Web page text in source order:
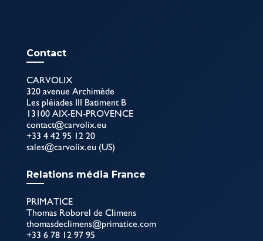
Contact
CARVOLIX
320 avenue Archimède
Les pléiades III Batiment B
13100 AIX-EN-PROVENCE
contact@carvolix.eu
+33 4 42 95 12 20
sales@carvolix.eu (US)
Relations média France
PRIMATICE
Thomas Roborel de Climens
thomasdeclimens@primatice.com
+33 6 78 12 97 95